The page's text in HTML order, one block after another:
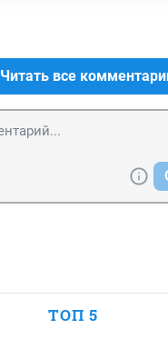
Читать все
ТОП 5